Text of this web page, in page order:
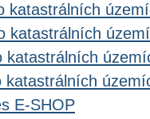
katastrálních
katastrálních
katastrálních
katastrálních
E-SHOP